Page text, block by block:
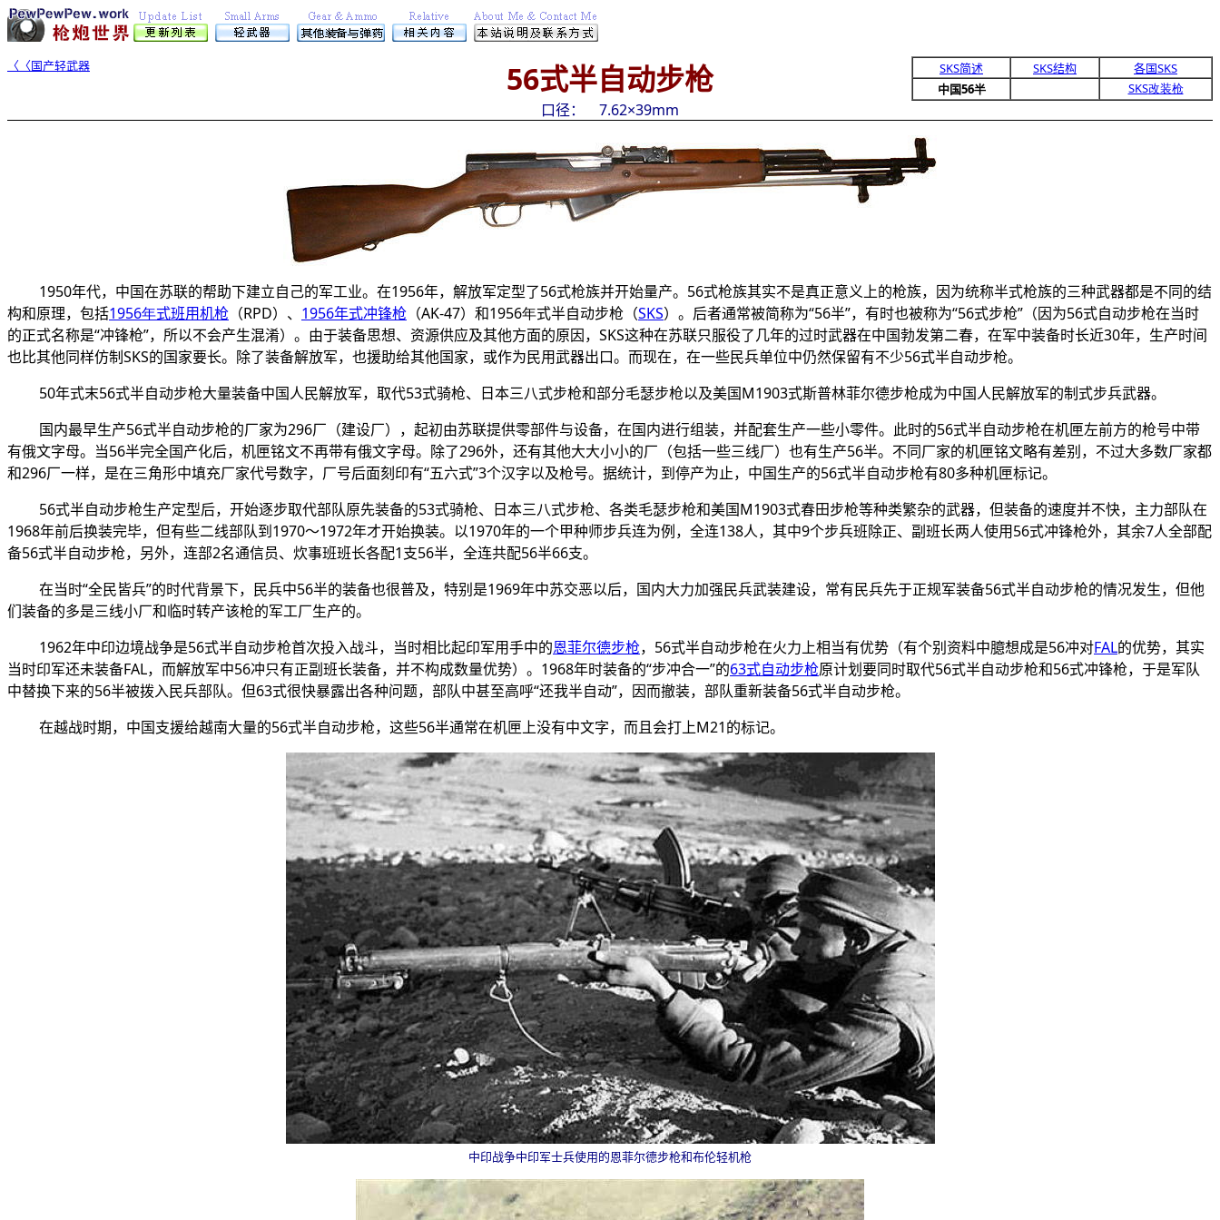
〈〈国产轻武器 56式半自动步枪 SKS简述 SKS结构 各国SKS
中国56半 SKS改装枪
口径： 7.62×39mm
1950年代，中国在苏联的帮助下建立自己的军工业。在1956年，解放军定型了56式枪族并开始量产。 56式枪族其实不是真正意义上的枪族，因为统称半式枪族的三种武器都是不同的结
构和原理，包括1956年式班用机枪 （RPD）、 1956年式冲锋枪 （AK-47）和1956年式半自动步枪（SKS）。后者通常被简称为“56半”，有时也被称为“56式步枪”（因为56式自动步枪在当时
的正式名称是“冲锋枪”，所以不会产生混淆）。由于装备思想、资源供应及其他方面的原因，SKS这种在苏联只服役了几年的过时武器在中国勃发第二春，在军中装备时长近30年，生产时间
也比其他同样仿制SKS的国家要长。除了装备解放军，也援助给其他国家，或作为民用武器出口。而现在，在一些民兵单位中仍然保留有不少56式半自动步枪。
50年式末56式半自动步枪大量装备中国人民解放军，取代53式骑枪、日本三八式步枪和部分毛瑟步枪以及美国M1903式斯普林菲尔德步枪成为中国人民解放军的制式步兵武器。
国内最早生产56式半自动步枪的厂家为296厂（建设厂），起初由苏联提供零部件与设备，在国内进行组装，并配套生产一些小零件。此时的56式半自动步枪在机匣左前方的枪号中带
有俄文字母。当56半完全国产化后，机匣铭文不再带有俄文字母。除了296外，还有其他大大小小的厂（包括一些三线厂）也有生产56半。不同厂家的机匣铭文略有差别，不过大多数厂家都
和296厂一样，是在三角形中填充厂家代号数字，厂号后面刻印有“五六式”3个汉字以及枪号。据统计，到停产为止，中国生产的56式半自动步枪有80多种机匣标记。
56式半自动步枪生产定型后，开始逐步取代部队原先装备的53式骑枪、日本三八式步枪、各类毛瑟步枪和美国M1903式春田步枪等种类繁杂的武器，但装备的速度并不快，主力部队在
1968年前后换装完毕，但有些二线部队到1970～1972年才开始换装。以1970年的一个甲种师步兵连为例，全连138人，其中9个步兵班除正、副班长两人使用56式冲锋枪外，其余7人全部配
备56式半自动步枪，另外，连部2名通信员、炊事班班长各配1支56半，全连共配56半66支。
在当时“全民皆兵”的时代背景下，民兵中56半的装备也很普及，特别是1969年中苏交恶以后，国内大力加强民兵武装建设，常有民兵先于正规军装备56式半自动步枪的情况发生，但他
们装备的多是三线小厂和临时转产该枪的军工厂生产的。
1962年中印边境战争是56式半自动步枪首次投入战斗，当时相比起印军用手中的恩菲尔德步枪， 56式半自动步枪在火力上相当有优势（有个别资料中臆想成是56冲对FAL的优势，其实
当时印军还未装备FAL，而解放军中56冲只有正副班长装备，并不构成数量优势）。1968年时装备的“步冲合一”的63式自动步枪原计划要同时取代56式半自动步枪和56式冲锋枪，于是军队
中替换下来的56半被拨入民兵部队。但63式很快暴露出各种问题，部队中甚至高呼“还我半自动”，因而撤装，部队重新装备56式半自动步枪。
在越战时期，中国支援给越南大量的56式半自动步枪，这些56半通常在机匣上没有中文字，而且会打上M21的标记。
中印战争中印军士兵使用的恩菲尔德步枪和布伦轻机枪